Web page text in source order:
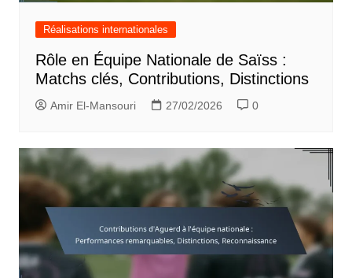
Réalisations internationales
Rôle en Équipe Nationale de Saïss :
Matchs clés, Contributions, Distinctions
Amir El-Mansouri 27/02/2026 0